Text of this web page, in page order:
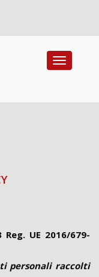
Toggle
UE 2016/679-
personali raccolti